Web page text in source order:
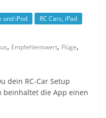
und iPod RC Cars, iPad
, Empfehlenswert, Flüge,
dein RC-Car Setup
beinhaltet die App einen